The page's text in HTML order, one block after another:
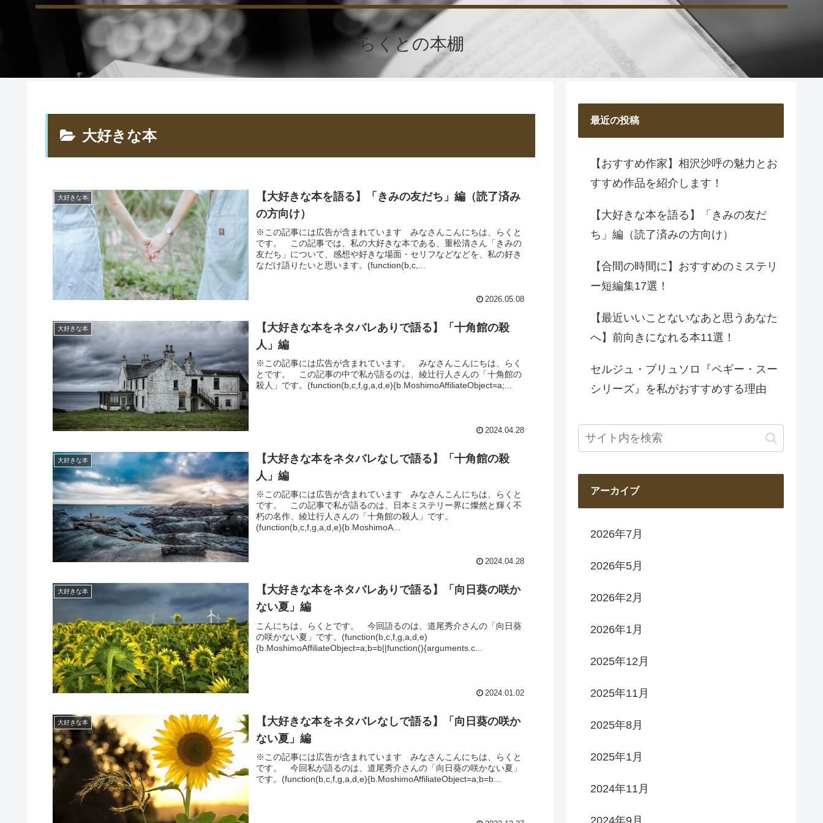
らくとの本棚
大好きな本
大好きな本
【大好きな本を語る】「きみの友だち」編（読了済み
の方向け）
※この記事には広告が含まれています みなさんこんにちは、らくと
です。 この記事では、私の大好きな本である、重松清さん「きみの
友だち」について、感想や好きな場面・セリフなどなどを、私の好き
なだけ語りたいと思います。(function(b,c,...
2026.05.08
大好きな本
【大好きな本をネタバレありで語る】「十角館の殺
人」編
※この記事には広告が含まれています。 みなさんこんにちは、らく
とです。 この記事の中で私が語るのは、綾辻行人さんの「十角館の
殺人」です。(function(b,c,f,g,a,d,e){b.MoshimoAffiliateObject=a;...
2024.04.28
大好きな本
【大好きな本をネタバレなしで語る】「十角館の殺
人」編
※この記事には広告が含まれています みなさんこんにちは、らくと
です。 この記事で私が語るのは、日本ミステリー界に燦然と輝く不
朽の名作、綾辻行人さんの「十角館の殺人」です。
(function(b,c,f,g,a,d,e){b.MoshimoA...
2024.04.28
大好きな本
【大好きな本をネタバレありで語る】「向日葵の咲か
ない夏」編
こんにちは、らくとです。 今回語るのは、道尾秀介さんの「向日葵
の咲かない夏」です。(function(b,c,f,g,a,d,e)
{b.MoshimoAffiliateObject=a;b=b||function(){arguments.c...
2024.01.02
大好きな本
【大好きな本をネタバレなしで語る】「向日葵の咲か
ない夏」編
※この記事には広告が含まれています みなさんこんにちは、らくと
です。 今回私が語るのは、道尾秀介さんの「向日葵の咲かない夏」
です。(function(b,c,f,g,a,d,e){b.MoshimoAffiliateObject=a;b=b...
最近の投稿
【おすすめ作家】相沢沙呼の魅力とお
すすめ作品を紹介します！
【大好きな本を語る】「きみの友だ
ち」編（読了済みの方向け）
【合間の時間に】おすすめのミステリ
ー短編集17選！
【最近いいことないなあと思うあなた
へ】前向きになれる本11選！
セルジュ・ブリュソロ『ペギー・スー
シリーズ』を私がおすすめする理由
アーカイブ
2026年7月
2026年5月
2026年2月
2026年1月
2025年12月
2025年11月
2025年8月
2025年1月
2024年11月